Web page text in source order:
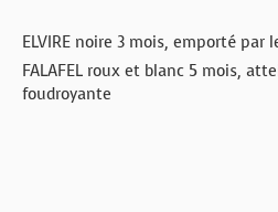
ELVIRE noire 3 mois, emporté par
FALAFEL roux et blanc 5 mois,
foudroyante